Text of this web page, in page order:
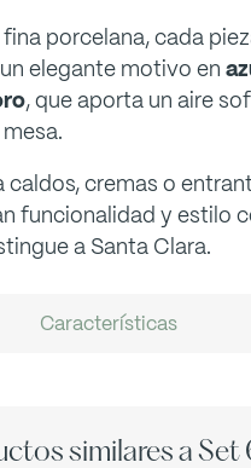
Características
porcelana, cada
elegante motivo en
, que aporta un aire
caldos, cremas o
funcionalidad y estilo
a Santa Clara.
similares a Set